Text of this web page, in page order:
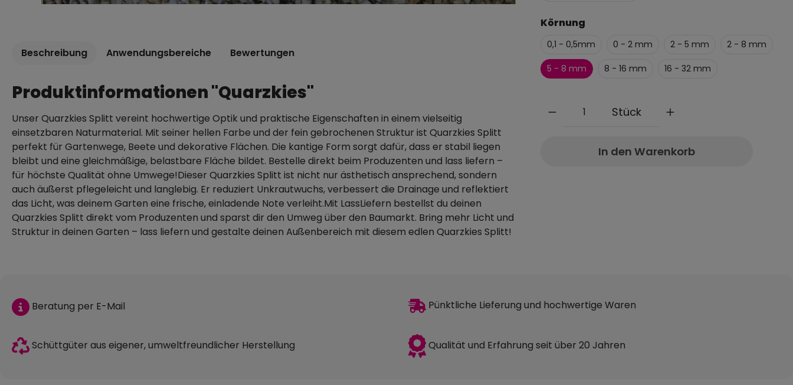
Körnung
0,1 - 0,5mm 0 - 2 mm 2 - 5 mm 2 - 8 mm
5 - 8 mm 8 - 16 mm 16 - 32 mm
Stück
In den Warenkorb
Beschreibung Anwendungsbereiche Bewertungen
Produktinformationen "Quarzkies"
Unser Quarzkies Splitt vereint hochwertige Optik und praktische Eigenschaften in einem vielseitig
einsetzbaren Naturmaterial. Mit seiner hellen Farbe und der fein gebrochenen Struktur ist Quarzkies Splitt
perfekt für Gartenwege, Beete und dekorative Flächen. Die kantige Form sorgt dafür, dass er stabil liegen
bleibt und eine gleichmäßige, belastbare Fläche bildet. Bestelle direkt beim Produzenten und lass liefern –
für höchste Qualität ohne Umwege!Dieser Quarzkies Splitt ist nicht nur ästhetisch ansprechend, sondern
auch äußerst pflegeleicht und langlebig. Er reduziert Unkrautwuchs, verbessert die Drainage und reflektiert
das Licht, was deinem Garten eine frische, einladende Note verleiht.Mit LassLiefern bestellst du deinen
Quarzkies Splitt direkt vom Produzenten und sparst dir den Umweg über den Baumarkt. Bring mehr Licht und
Struktur in deinen Garten – lass liefern und gestalte deinen Außenbereich mit diesem edlen Quarzkies Splitt!
Beratung per E-Mail
Schüttgüter aus eigener, umweltfreundlicher Herstellung
Pünktliche Lieferung und hochwertige Waren
Qualität und Erfahrung seit über 20 Jahren